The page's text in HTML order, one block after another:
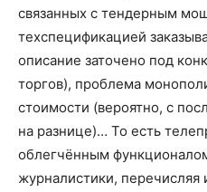
связанных с тендерным
техспецификацией
описание заточено под
торгов), проблема
стоимости (вероятно, с
на разнице)… То есть
облегчённым
журналистики, перечисляя